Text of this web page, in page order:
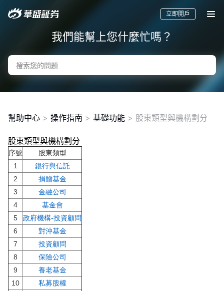
華盛APls
低時延極速交易系統
AM 資產管理服務
ECM 股權資本市場服務
FICC 固定收益、外匯和大宗商品服務
WM 財富管理服務
立即開戶
我們能幫上您什麼忙嗎？
幫助中心 > 操作指南 > 基礎功能 > 股東類型與機構劃分
股東類型與機構劃分
序號
股東類型
1
銀行與信託
2
捐贈基金
3
金融公司
4
基金會
5
政府機構-投資顧問
6
對沖基金
7
投資顧問
8
保險公司
9
養老基金
10
私募股權